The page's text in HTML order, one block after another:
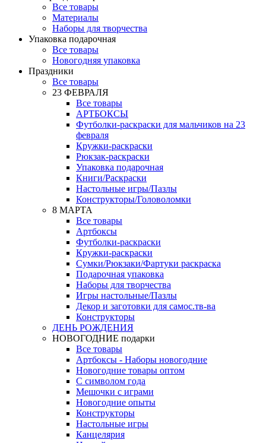
Все товары
Материалы
Наборы для творчества
Упаковка подарочная
Все товары
Новогодняя упаковка
Праздники
Все товары
23 ФЕВРАЛЯ
Все товары
АРТБОКСЫ
Футболки-раскраски для мальчиков на 23
февраля
Кружки-раскраски
Рюкзак-раскраски
Упаковка подарочная
Книги/Раскраски
Настольные игры/Пазлы
Конструкторы/Головоломки
8 МАРТА
Все товары
Артбоксы
Футболки-раскраски
Кружки-раскраски
Сумки/Рюкзаки/Фартуки раскраска
Подарочная упаковка
Наборы для творчества
Игры настольные/Пазлы
Декор и заготовки для самос.тв-ва
Конструкторы
ДЕНЬ РОЖДЕНИЯ
НОВОГОДНИЕ подарки
Все товары
Артбоксы - Наборы новогодние
Новогодние товары оптом
С символом года
Мешочки с играми
Новогодние опыты
Конструкторы
Настольные игры
Канцелярия